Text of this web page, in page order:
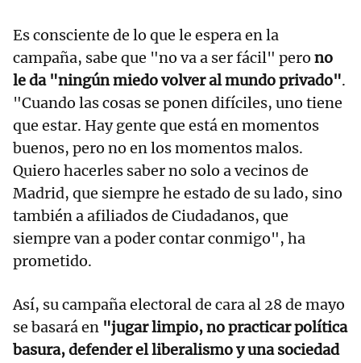
Es consciente de lo que le espera en la
campaña, sabe que "no va a ser fácil" pero no
le da "ningún miedo volver al mundo privado".
"Cuando las cosas se ponen difíciles, uno tiene
que estar. Hay gente que está en momentos
buenos, pero no en los momentos malos.
Quiero hacerles saber no solo a vecinos de
Madrid, que siempre he estado de su lado, sino
también a afiliados de Ciudadanos, que
siempre van a poder contar conmigo", ha
prometido.
Así, su campaña electoral de cara al 28 de mayo
se basará en "jugar limpio, no practicar política
basura, defender el liberalismo y una sociedad